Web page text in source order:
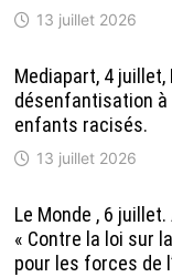
13 juillet 2026
Mediapart, 4 juillet,
désenfantisation à
enfants racisés.
13 juillet 2026
Le Monde , 6
« Contre la loi sur
pour les forces de